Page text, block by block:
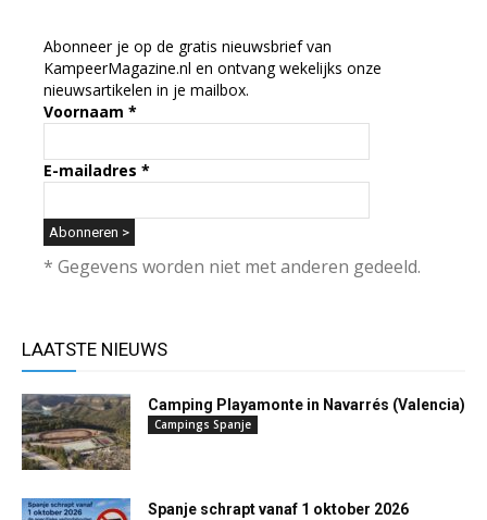
Abonneer je op de gratis nieuwsbrief van
KampeerMagazine.nl en ontvang wekelijks onze
nieuwsartikelen in je mailbox.
Voornaam *
E-mailadres *
* Gegevens worden niet met anderen gedeeld.
LAATSTE NIEUWS
Camping Playamonte in Navarrés (Valencia)
Campings Spanje
Spanje schrapt vanaf 1 oktober 2026